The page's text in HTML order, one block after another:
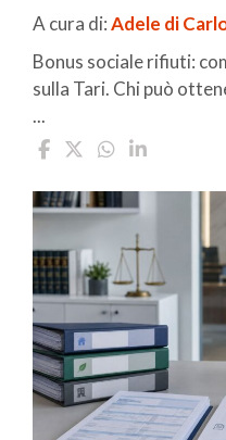
A cura di:Adele di
Bonus sociale rifiuti:
sulla Tari. Chi può
...